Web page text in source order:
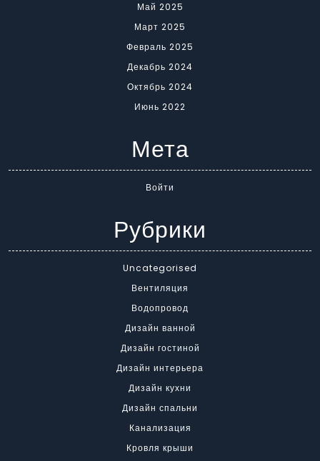
Май 2025
Март 2025
Февраль 2025
Декабрь 2024
Октябрь 2024
Июнь 2022
Мета
Войти
Рубрики
Uncategorised
Вентиляция
Водопровод
Дизайн ванной
Дизайн гостиной
Дизайн интерьера
Дизайн кухни
Дизайн спальни
Канализация
Кровля крыши